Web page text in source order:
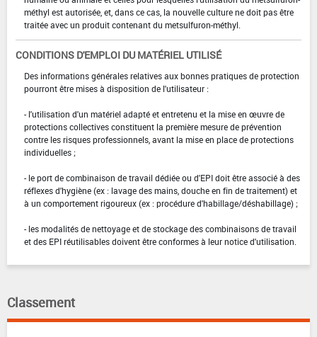
méthyl est autorisée, et, dans ce cas, la nouvelle culture ne doit pas être
traitée avec un produit contenant du metsulfuron-méthyl.
CONDITIONS D'EMPLOI DU MATÉRIEL UTILISÉ
Des informations générales relatives aux bonnes pratiques de protection
pourront être mises à disposition de l'utilisateur :
- l'utilisation d'un matériel adapté et entretenu et la mise en œuvre de
protections collectives constituent la première mesure de prévention
contre les risques professionnels, avant la mise en place de protections
individuelles ;
- le port de combinaison de travail dédiée ou d'EPI doit être associé à des
réflexes d'hygiène (ex : lavage des mains, douche en fin de traitement) et
à un comportement rigoureux (ex : procédure d'habillage/déshabillage) ;
- les modalités de nettoyage et de stockage des combinaisons de travail
et des EPI réutilisables doivent être conformes à leur notice d'utilisation.
Classement